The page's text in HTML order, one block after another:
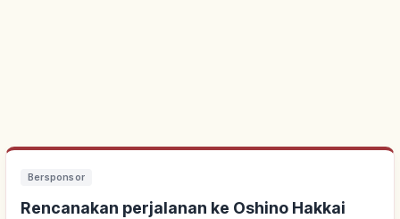
Bersponsor
Rencanakan perjalanan ke Oshino Hakkai